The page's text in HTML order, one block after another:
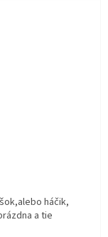
háčik,
a tie